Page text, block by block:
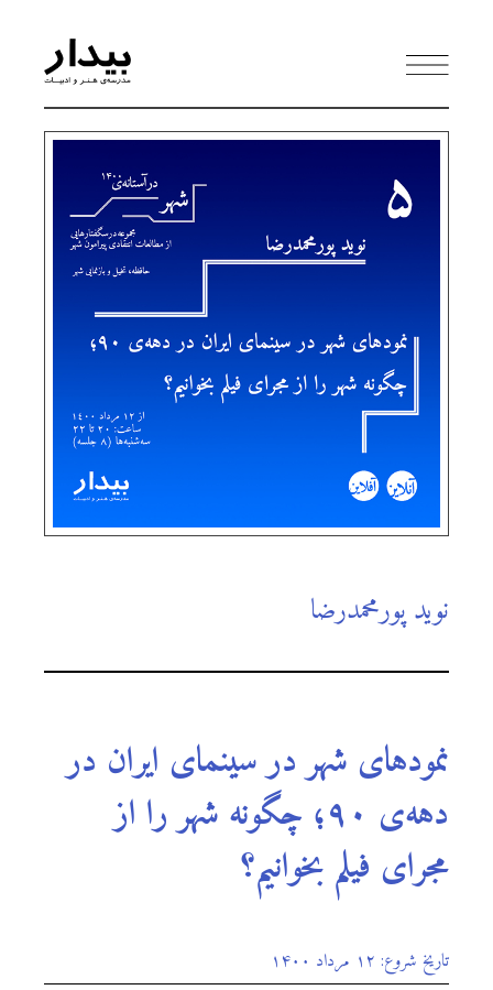
نوید پورمحمدرضا
نمودهای شهر در سینمای ایران در
دهه‌ی ۹۰؛ چگونه شهر را از
مجرای فیلم بخوانیم؟
تاریخ شروع: ۱۲ مرداد ۱۴۰۰